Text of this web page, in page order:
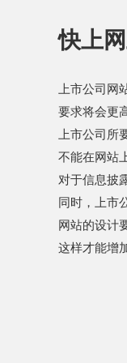
快上网
上市公司网
要求将会更
上市公司所
不能在网站
对于信息披
同时，上市
网站的设计
这样才能增